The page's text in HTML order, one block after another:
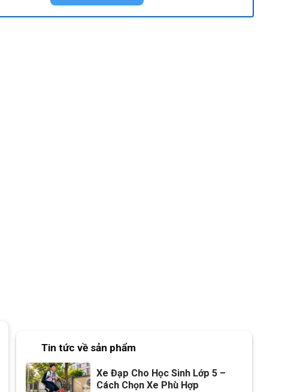
Tin tức về sản phẩm
Xe Đạp Cho Học Sinh Lớp 5 –
Cách Chọn Xe Phù Hợp